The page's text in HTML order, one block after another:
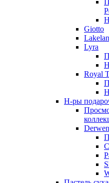
Giotto
Lyra
Royal
Н-ры